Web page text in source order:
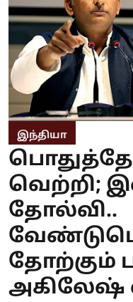
இந்தியா
வெற்றி;
தோல்வி..
தோற்கும்
அகிலேஷ்